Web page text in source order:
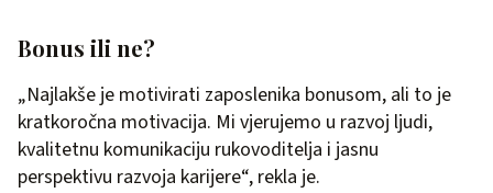
Bonus ili ne?
„Najlakše je motivirati zaposlenika bonusom, ali to je
kratkoročna motivacija. Mi vjerujemo u razvoj ljudi,
kvalitetnu komunikaciju rukovoditelja i jasnu
perspektivu razvoja karijere“, rekla je.